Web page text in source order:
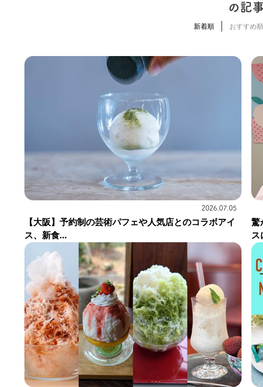
の記
新着順 おすすめ順
2026.07.05
【大阪】予約制の芸術パフェや人気店とのコラボアイ
ス、新食...
驚
ス